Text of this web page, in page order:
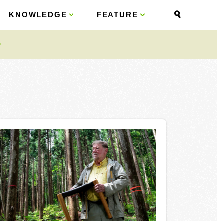
KNOWLEDGE FEATURE
KNOWLEDGE FEATURE